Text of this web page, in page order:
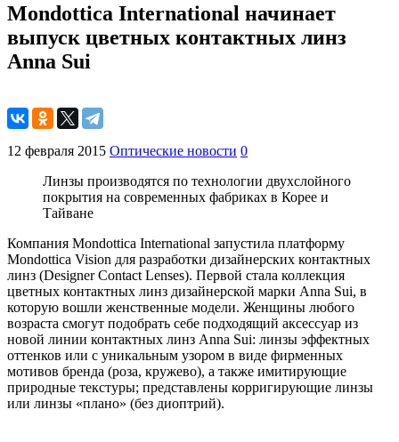
Mondottica International начинает
выпуск цветных контактных линз
Anna Sui
12 февраля 2015 Оптические новости 0
Линзы производятся по технологии двухслойного
покрытия на современных фабриках в Корее и
Тайване
Компания Mondottica International запустила платформу
Mondottica Vision для разработки дизайнерских контактных
линз (Designer Contact Lenses). Первой стала коллекция
цветных контактных линз дизайнерской марки Anna Sui, в
которую вошли женственные модели. Женщины любого
возраста смогут подобрать себе подходящий аксессуар из
новой линии контактных линз Anna Sui: линзы эффектных
оттенков или с уникальным узором в виде фирменных
мотивов бренда (роза, кружево), а также имитирующие
природные текстуры; представлены корригирующие линзы
или линзы «плано» (без диоптрий).